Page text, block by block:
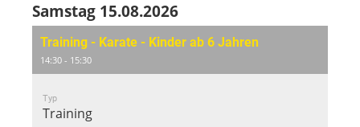
Samstag 15.08.2026
Training - Karate - Kinder ab 6 Jahren
14:30 - 15:30
Typ
Training